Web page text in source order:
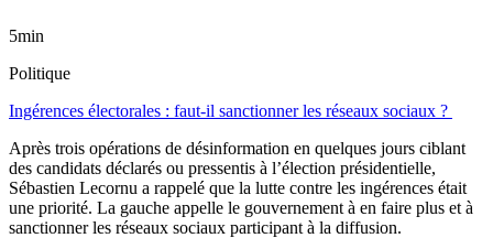
5min
Politique
Ingérences électorales : faut-il sanctionner les réseaux sociaux ?
Après trois opérations de désinformation en quelques jours ciblant
des candidats déclarés ou pressentis à l’élection présidentielle,
Sébastien Lecornu a rappelé que la lutte contre les ingérences était
une priorité. La gauche appelle le gouvernement à en faire plus et à
sanctionner les réseaux sociaux participant à la diffusion.